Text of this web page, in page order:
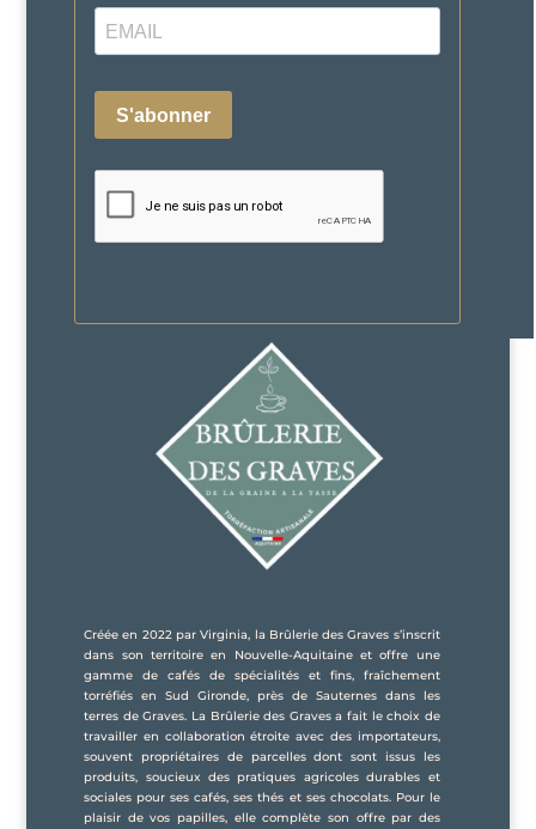
Créée en 2022 par Virginia, la Brûlerie des Graves s’inscrit
dans son territoire en Nouvelle-Aquitaine et offre une
gamme de cafés de spécialités et fins, fraîchement
torréfiés en Sud Gironde, près de Sauternes dans les
terres de Graves. La Brûlerie des Graves a fait le choix de
travailler en collaboration étroite avec des importateurs,
souvent propriétaires de parcelles dont sont issus les
produits, soucieux des pratiques agricoles durables et
sociales pour ses cafés, ses thés et ses chocolats. Pour le
plaisir de vos papilles, elle complète son offre par des